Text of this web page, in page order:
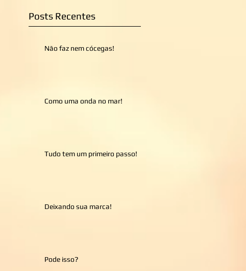
Posts Recentes
Não faz nem cócegas!
Como uma onda no mar!
Tudo tem um primeiro passo!
Deixando sua marca!
Pode isso?